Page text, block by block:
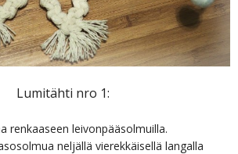
Lumitähti nro 1:
renkaaseen leivonpääsolmuilla.
neljällä vierekkäisellä langalla